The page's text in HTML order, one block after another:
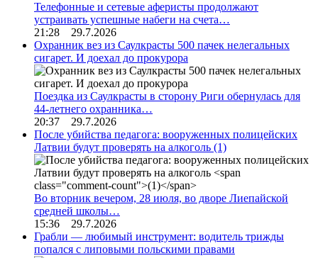
Телефонные и сетевые аферисты продолжают
устраивать успешные набеги на счета…
21:28 29.7.2026
Охранник вез из Саулкрасты 500 пачек нелегальных
сигарет. И доехал до прокурора
Поездка из Саулкрасты в сторону Риги обернулась для
44-летнего охранника…
20:37 29.7.2026
После убийства педагога: вооруженных полицейских
Латвии будут проверять на алкоголь (1)
Во вторник вечером, 28 июля, во дворе Лиепайской
средней школы…
15:36 29.7.2026
Грабли — любимый инструмент: водитель трижды
попался с липовыми польскими правами